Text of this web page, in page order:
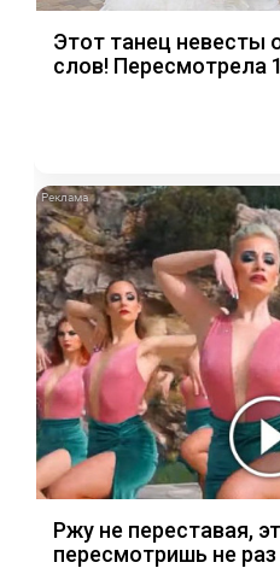
Этот танец невесты
слов! Пересмотрела
Ржу не переставая,
пересмотришь не раз